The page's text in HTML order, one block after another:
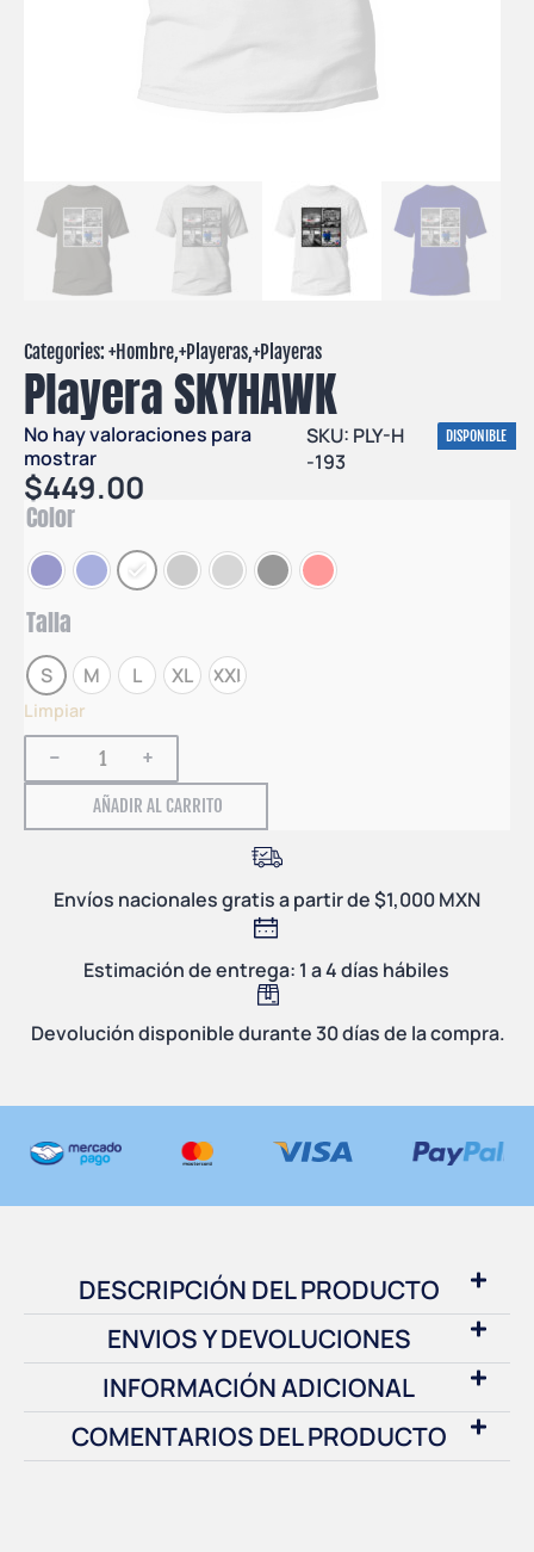
Categories: +Hombre,+Playeras,+Playeras
Playera SKYHAWK
No hay valoraciones para
mostrar
SKU: PLY-H
-193
DISPONIBLE
$449.00
Color
Talla
S M L XL XXL
Limpiar
- +
AÑADIR AL CARRITO
Envíos nacionales gratis a partir de $1,000 MXN
Estimación de entrega: 1 a 4 días hábiles
Devolución disponible durante 30 días de la compra.
DESCRIPCIÓN DEL PRODUCTO
ENVIOS Y DEVOLUCIONES
INFORMACIÓN ADICIONAL
COMENTARIOS DEL PRODUCTO